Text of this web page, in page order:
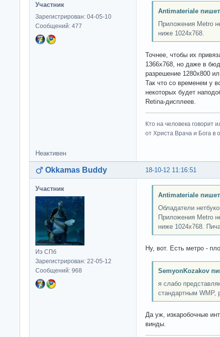
Участник
Зарегистрирован: 04-05-10
Сообщений: 477
Antimateriale
Приложения Metro
ниже 1024x768.
Точнее, чтобы их
1366x768, но даже в
разрешение 1280x800
Так что со временем у
некоторых будет
Retina-дисплеев.
Кто на человека говорит
от Христа Врача и Бога в
Неактивен
18-10-12 11:16:51
Okkamas Buddy
Участник
Из СПб
Зарегистрирован: 22-05-12
Сообщений: 968
Antimateriale
Обладатели
Приложения Metro
ниже 1024x768.
Ну, вот. Есть метро -
SemyonKozakov
я слабо
стандартным WMP,
Да уж, изкаробочные
винды.